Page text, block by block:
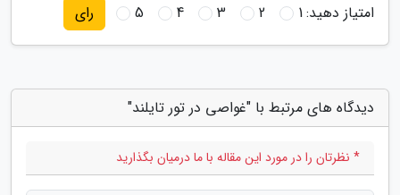
امتیاز دهید:1
2
3
4
5 رای
دیدگاه های مرتبط با "غواصی در تور تایلند"
* نظرتان را در مورد این مقاله با ما درمیان بگذارید